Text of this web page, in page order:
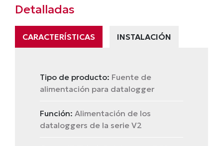
Detalladas
CARACTERÍSTICAS INSTALACIÓN
Tipo de producto: Fuente de
alimentación para datalogger
Función: Alimentación de los
dataloggers de la serie V2